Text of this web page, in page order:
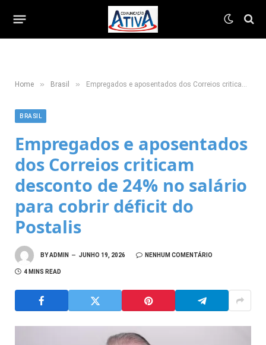
Home » Brasil » Empregados e aposentados dos Correios criticam desconto de 24% no salário para cobrir déficit do Postalis
BRASIL
Empregados e aposentados
dos Correios criticam
desconto de 24% no salário
para cobrir déficit do
Postalis
BYADMIN JUNHO 19, 2026 NENHUM COMENTÁRIO
4 MINS READ